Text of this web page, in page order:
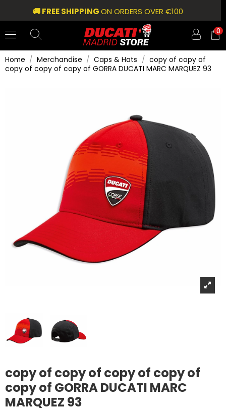
🚚 FREE SHIPPINGON ORDERS OVER €100
0
Home Merchandise Caps & Hats
copy of copy of
copy of copy of copy of GORRA DUCATI MARC MARQUEZ 93
copy of copy of copy of copy of
copy of GORRA DUCATI MARC
MARQUEZ 93